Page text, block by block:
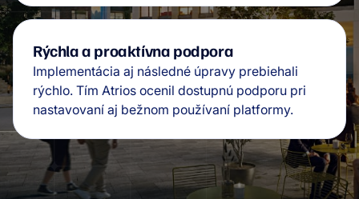
Rýchla a proaktívna podpora
Implementácia aj následné úpravy prebiehali
rýchlo. Tím Atrios ocenil dostupnú podporu pri
nastavovaní aj bežnom používaní platformy.